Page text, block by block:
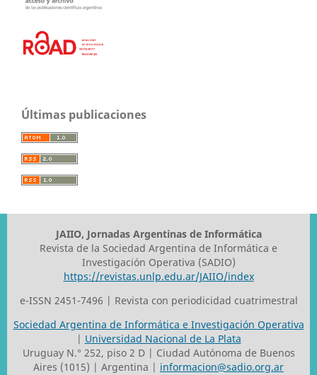
Últimas publicaciones
JAIIO, Jornadas Argentinas de Informática
Revista de la Sociedad Argentina de Informática e
Investigación Operativa (SADIO)
https://revistas.unlp.edu.ar/JAIIO/index
e-ISSN 2451-7496 | Revista con periodicidad cuatrimestral
Sociedad Argentina de Informática e Investigación Operativa
| Universidad Nacional de La Plata
Uruguay N.° 252, piso 2 D | Ciudad Autónoma de Buenos
Aires (1015) | Argentina | informacion@sadio.org.ar